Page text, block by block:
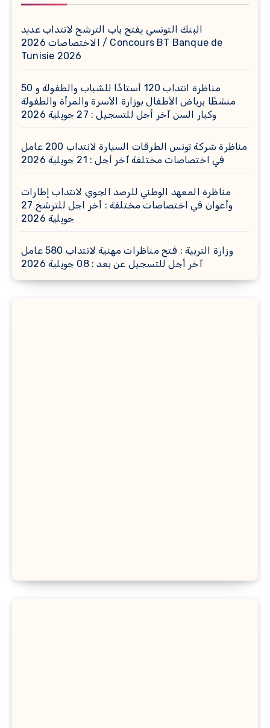
البنك التونسي يفتح باب الترشح لانتداب عديد
الاختصاصات 2026 / Concours BT Banque de
Tunisie 2026
مناظرة انتداب 120 أستاذًا للشباب والطفولة و 50
منشطًا برياض الأطفال بوزارة الأسرة والمرأة والطفولة
وكبار السن آخر أجل للتسجيل : 27 جويلية 2026
مناظرة شركة تونس الطرقات السيارة لانتداب 200 عامل
في اختصاصات مختلفة آخر أجل : 21 جويلية 2026
مناظرة المعهد الوطني للرصد الجوي لانتداب إطارات
وأعوان في اختصاصات مختلفة : أخر اجل للترشح 27
جويلية 2026
وزارة التربية : فتح مناظرات مهنية لانتداب 580 عامل
آخر أجل للتسجيل عن بعد : 08 جويلية 2026